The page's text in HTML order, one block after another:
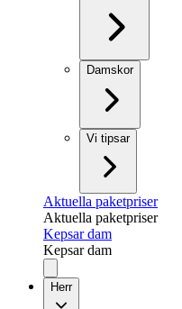
Damskor
Vi tipsar
Aktuella paketpriser
Aktuella paketpriser
Kepsar dam
Kepsar dam
Herr